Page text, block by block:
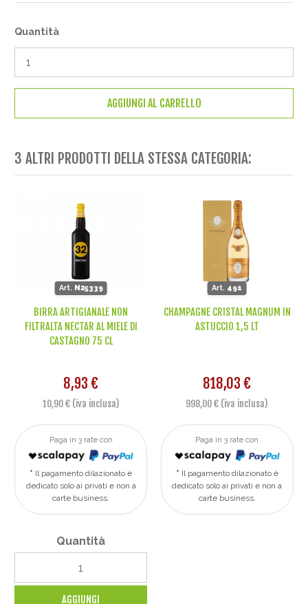
Quantità
AGGIUNGI AL CARRELLO
3 ALTRI PRODOTTI DELLA STESSA CATEGORIA:
Art. N25339
BIRRA ARTIGIANALE NON
FILTRALTA NECTAR AL MIELE DI
CASTAGNO 75 CL
8,93 €
10,90 € (iva inclusa)
Paga in 3 rate con
Il pagamento dilazionato è
dedicato solo ai privati e non a
carte business.
Quantità
AGGIUNGI
Art. 491
CHAMPAGNE CRISTAL MAGNUM IN
ASTUCCIO 1,5 LT
818,03 €
998,00 € (iva inclusa)
Paga in 3 rate con
Il pagamento dilazionato è
dedicato solo ai privati e non a
carte business.